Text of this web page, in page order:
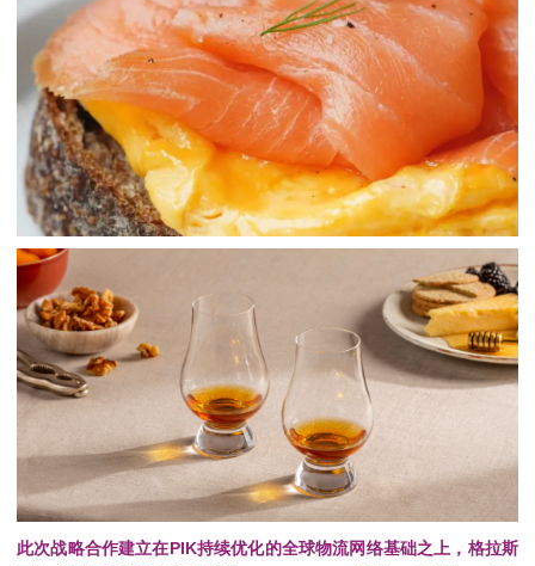
此次战略合作建立在PIK持续优化的全球物流网络基础之上， 格拉斯